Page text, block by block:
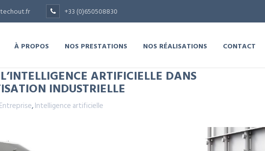
+33 (0)650508830
À PROPOS NOS PRESTATIONS NOS RÉALISATIONS CONTACT
ARTIFICIELLE DANS
INDUSTRIELLE
Entreprise,Intelligence artificielle